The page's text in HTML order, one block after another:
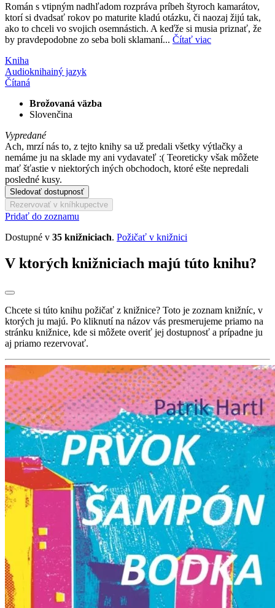
Román s vtipným nadhľadom rozpráva príbeh štyroch kamarátov,
ktorí si dvadsať rokov po maturite kladú otázku, či naozaj žijú tak,
ako to chceli vo svojich osemnástich. A keďže si musia priznať, že
by pravdepodobne zo seba boli sklamaní... Čítať viac
Kniha
Audioknihainý jazyk
Čítaná
Brožovaná väzba
Slovenčina
Vypredané
Ach, mrzí nás to, z tejto knihy sa už predali všetky výtlačky a
nemáme ju na sklade my ani vydavateľ :( Teoreticky však môžete
mať šťastie v niektorých iných obchodoch, ktoré ešte nepredali
posledné kusy.
Sledovať dostupnosť
Rezervovať v kníhkupectve
Pridať do zoznamu
Dostupné v 35 knižniciach. Požičať v knižnici
V ktorých knižniciach majú túto knihu?
Chcete si túto knihu požičať z knižnice? Toto je zoznam knižníc, v
ktorých ju majú. Po kliknutí na názov vás presmerujeme priamo na
stránku knižnice, kde si môžete overiť jej dostupnosť a prípadne ju
aj priamo rezervovať.